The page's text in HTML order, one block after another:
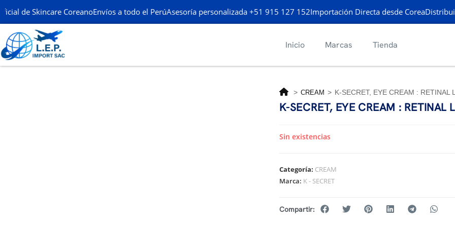
de Skincare CoreanoEnvíos a todo el PerúAsesoría personalizada +51 915 127 152Importación Directa desde Corea
Inicio Marcas Tienda
> CREAM > K-SECRET, EYE CREAM : RETINAL
K-SECRET, EYE CREAM : RETINAL
Sin existencias
Categoría: CREAM
Marca: K - SECRET
Compartir: